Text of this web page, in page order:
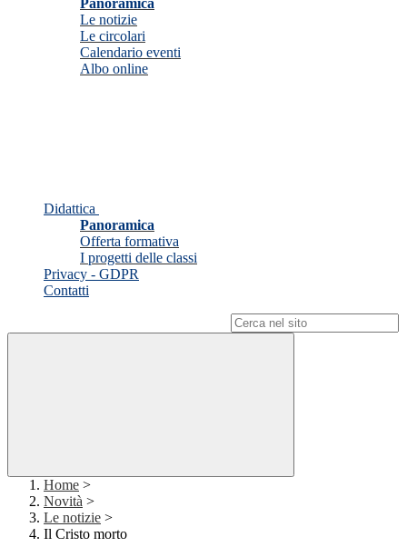
Panoramica
Le notizie
Le circolari
Calendario eventi
Albo online
Didattica
Panoramica
Offerta formativa
I progetti delle classi
Privacy - GDPR
Contatti
Home >
Novità >
Le notizie >
Il Cristo morto